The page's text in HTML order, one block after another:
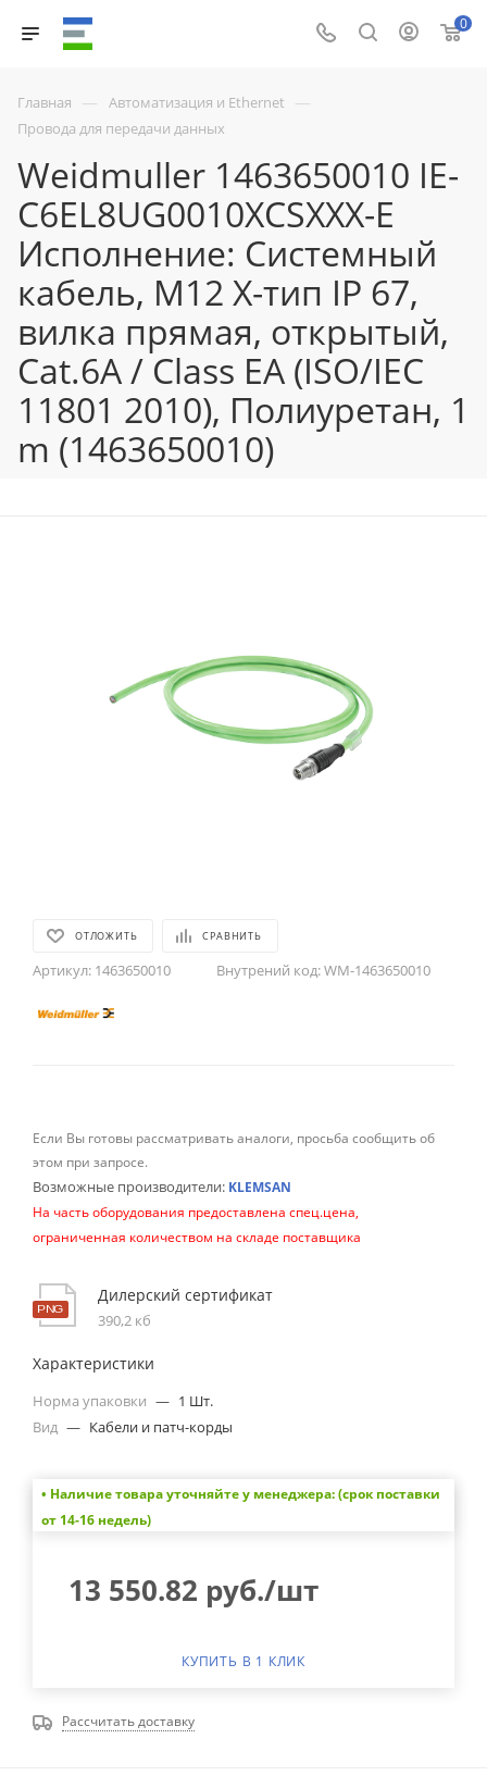
0
Главная — Автоматизация и Ethernet —
Провода для передачи данных
Weidmuller 1463650010 IE-
C6EL8UG0010XCSXXX-E
Исполнение: Системный
кабель, M12 X-тип IP 67,
вилка прямая, открытый,
Cat.6A / Class EA (ISO/IEC
11801 2010), Полиуретан, 1
m (1463650010)
ОТЛОЖИТЬ СРАВНИТЬ
Артикул: 1463650010 Внутрений код:WM-1463650010
Если Вы готовы рассматривать аналоги, просьба сообщить об
этом при запросе.
Возможные производители: KLEMSAN
На часть оборудования предоставлена спец.цена,
ограниченная количеством на складе поставщика
Дилерский сертификат
390,2 кб
Характеристики
Норма упаковки — 1 Шт.
Вид — Кабели и патч-корды
• Наличие товара уточняйте у менеджера: (срок поставки
от 14-16 недель)
13 550.82 руб./шт
КУПИТЬ В 1 КЛИК
Рассчитать доставку